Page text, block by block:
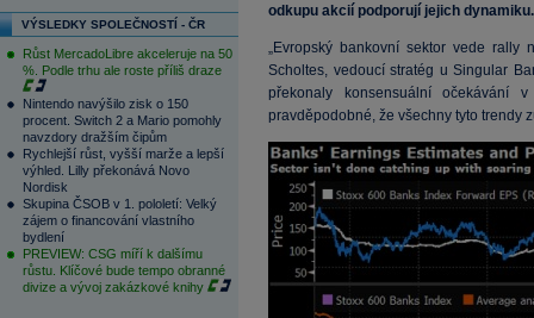
VÝSLEDKY SPOLEČNOSTÍ - ČR
Růst MercadoLibre akceleruje na 50
%. Podle trhu ale roste příliš draze
Nintendo navýšilo zisk o 150
procent. Switch 2 a Mario pomohly
navzdory dražším čipům
Rychlejší růst, vyšší marže a lepší
výhled. Lilly překonává Novo
Nordisk
Skupina ČSOB v 1. pololetí: Velký
zájem o financování vlastního
bydlení
PREVIEW: CSG míří k dalšímu
růstu. Klíčové bude tempo obranné
divize a vývoj zakázkové knihy
odkupu akcií podporují jejich dynamiku.
„Evropský bankovní sektor vede rally
Scholtes, vedoucí stratég u Singular
překonaly konsensuální
pravděpodobné, že všechny tyto trendy